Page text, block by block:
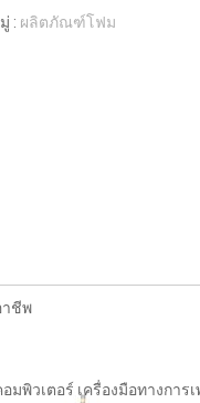
: ผลิตภัณฑ์โฟม
าชีพ
เตอร์ เครื่องมือทางการ